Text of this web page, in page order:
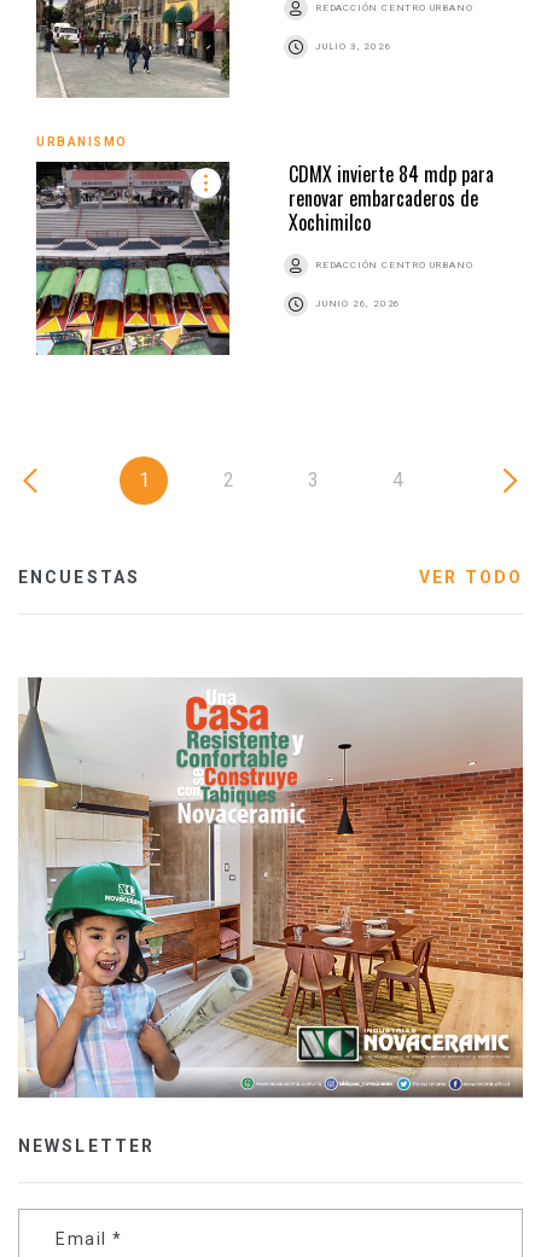
REDACCIÓN CENTRO URBANO
JULIO 3, 2026
URBANISMO
CDMX invierte 84 mdp para
renovar embarcaderos de
Xochimilco
REDACCIÓN CENTRO URBANO
JUNIO 26, 2026
1 2 3 4
ENCUESTAS VER TODO
NEWSLETTER
Email *